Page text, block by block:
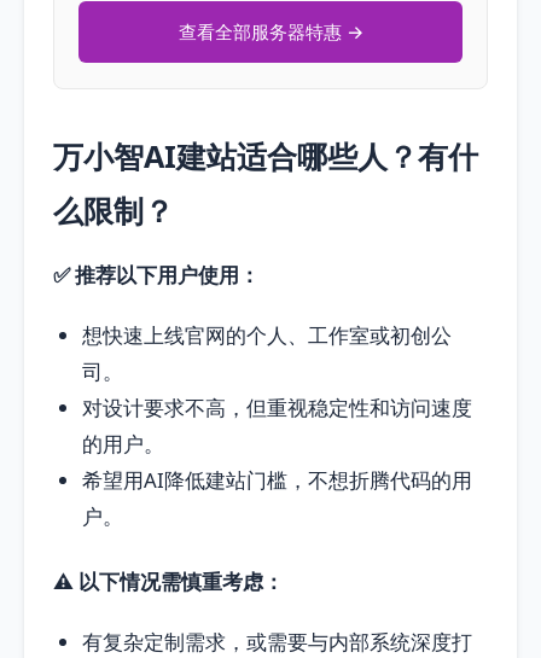
查看全部服务器特惠 →
万小智AI建站适合哪些人？有什
么限制？
✅ 推荐以下用户使用：
想快速上线官网的个人、工作室或初创公
司。
对设计要求不高，但重视稳定性和访问速度
的用户。
希望用AI降低建站门槛，不想折腾代码的用
户。
⚠️ 以下情况需慎重考虑：
有复杂定制需求，或需要与内部系统深度打